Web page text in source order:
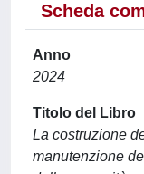
Scheda
Anno
2024
Titolo del Libro
La costruzione
manutenzione